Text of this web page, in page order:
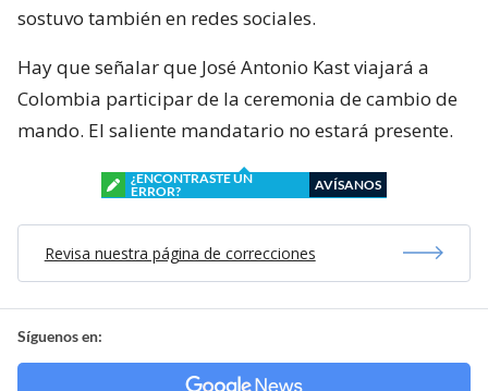
sostuvo también en redes sociales.
Hay que señalar que José Antonio Kast viajará a
Colombia participar de la ceremonia de cambio de
mando. El saliente mandatario no estará presente.
¿ENCONTRASTE UN
ERROR?
AVÍSANOS
Revisa nuestra página de correcciones
Síguenos en: